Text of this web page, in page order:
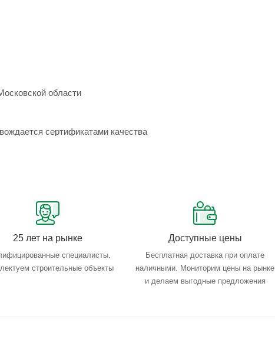
области
сертификатами качества
25 лет на рынке
специалисты.
строительные объекты
Доступные цены
Бесплатная доставка при оплате
наличными. Мониторим цены на рынке
и делаем выгодные предложения